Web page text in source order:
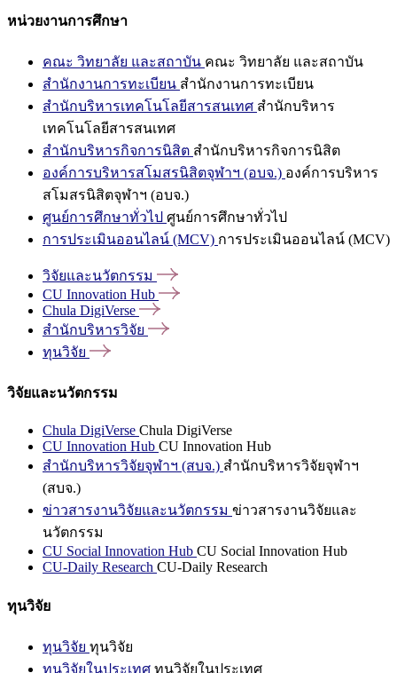
หน่วยงานการศึกษา
คณะ วิทยาลัย และสถาบัน คณะ วิทยาลัย และสถาบัน
สำนักงานการทะเบียน สำนักงานการทะเบียน
สำนักบริหารเทคโนโลยีสารสนเทศ สำนักบริหาร
เทคโนโลยีสารสนเทศ
สำนักบริหารกิจการนิสิต สำนักบริหารกิจการนิสิต
องค์การบริหารสโมสรนิสิตจุฬาฯ (อบจ.) องค์การบริหาร
สโมสรนิสิตจุฬาฯ (อบจ.)
ศูนย์การศึกษาทั่วไป ศูนย์การศึกษาทั่วไป
การประเมินออนไลน์ (MCV) การประเมินออนไลน์ (MCV)
วิจัยและนวัตกรรม
CU Innovation Hub
Chula DigiVerse
สำนักบริหารวิจัย
ทุนวิจัย
วิจัยและนวัตกรรม
Chula DigiVerse Chula DigiVerse
CU Innovation Hub CU Innovation Hub
สำนักบริหารวิจัยจุฬาฯ (สบจ.) สำนักบริหารวิจัยจุฬาฯ
(สบจ.)
ข่าวสารงานวิจัยและนวัตกรรม ข่าวสารงานวิจัยและ
นวัตกรรม
CU Social Innovation Hub CU Social Innovation Hub
CU-Daily Research CU-Daily Research
ทุนวิจัย
ทุนวิจัย ทุนวิจัย
ทุนวิจัยในประเทศ ทุนวิจัยในประเทศ